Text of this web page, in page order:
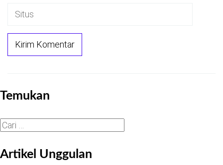
Temukan
Cari
Artikel Unggulan